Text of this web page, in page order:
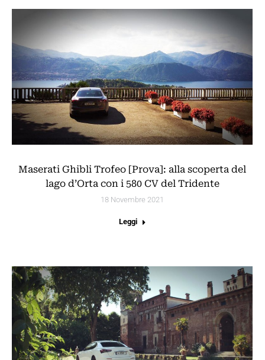
Maserati Ghibli Trofeo [Prova]: alla scoperta del
lago d’Orta con i 580 CV del Tridente
18 Novembre 2021
Leggi